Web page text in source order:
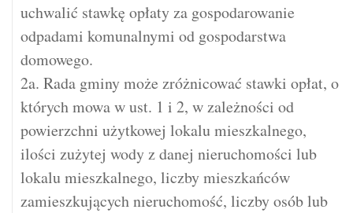
uchwalić stawkę opłaty za gospodarowanie
odpadami komunalnymi od gospodarstwa
domowego.
2a. Rada gminy może zróżnicować stawki opłat, o
których mowa w ust. 1 i 2, w zależności od
powierzchni użytkowej lokalu mieszkalnego,
ilości zużytej wody z danej nieruchomości lub
lokalu mieszkalnego, liczby mieszkańców
zamieszkujących nieruchomość, liczby osób lub